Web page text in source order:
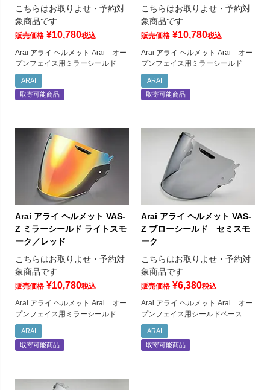
こちらはお取りよせ・予約対
象商品です
販売価格 ¥10,780税込
Arai アライ ヘルメット Arai オー
プンフェイス用ミラーシールド
ARAI
取寄可能商品
こちらはお取りよせ・予約対
象商品です
販売価格 ¥10,780税込
Arai アライ ヘルメット Arai オー
プンフェイス用ミラーシールド
ARAI
取寄可能商品
Arai アライ ヘルメット VAS-
Z ミラーシールド ライトスモ
ーク／レッド
こちらはお取りよせ・予約対
象商品です
販売価格 ¥10,780税込
Arai アライ ヘルメット Arai オー
プンフェイス用ミラーシールド
ARAI
取寄可能商品
Arai アライ ヘルメット VAS-
Z ブローシールド セミスモ
ーク
こちらはお取りよせ・予約対
象商品です
販売価格 ¥6,380税込
Arai アライ ヘルメット Arai オー
プンフェイス用シールドベース
ARAI
取寄可能商品